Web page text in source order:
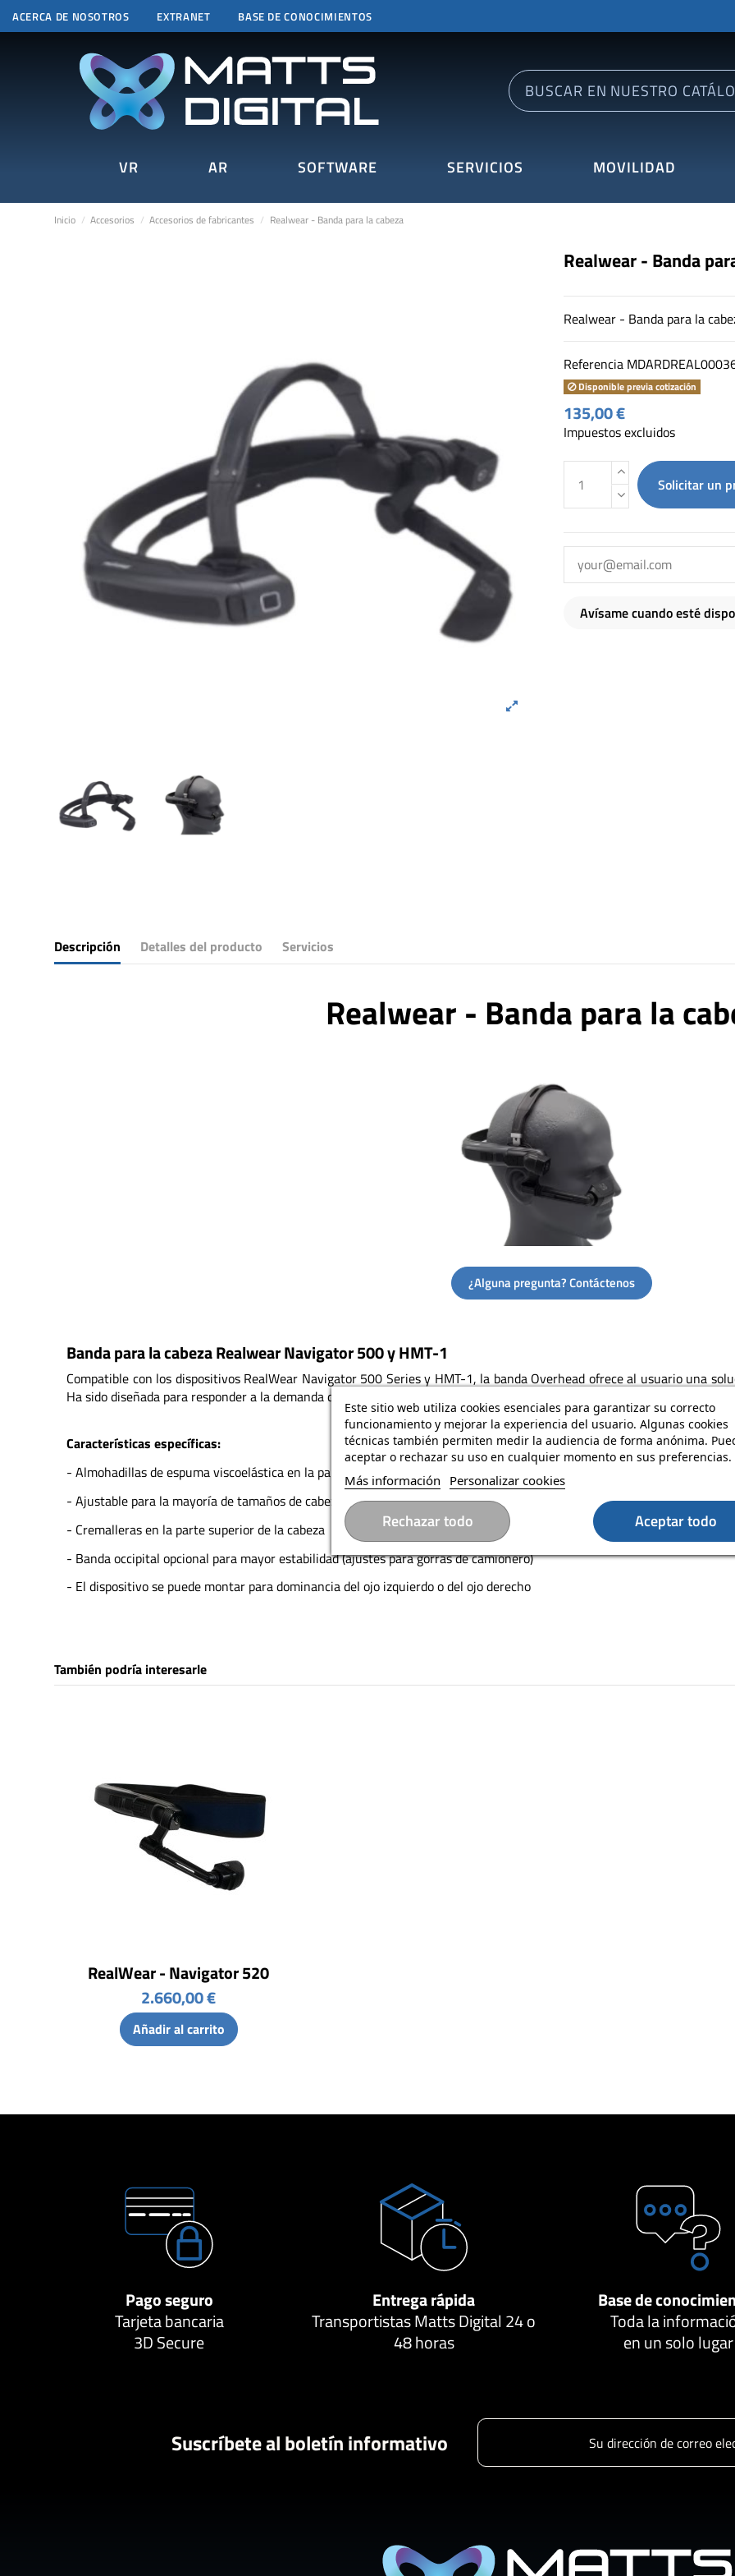
ACERCA DE NOSOTROS EXTRANET BASE DE CONOCIMIENTOS
Este sitio web utiliza cookies esenciales para garantizar su correcto
funcionamiento y mejorar la experiencia del usuario. Algunas cookies
técnicas también permiten medir la audiencia de forma anónima.
aceptar o rechazar su uso en cualquier momento en sus preferencias.
Más información Personalizar cookies
Rechazar todo Aceptar todo
VR AR SOFTWARE SERVICIOS MOVILIDAD
Inicio Accesorios Accesorios de fabricantes Realwear - Banda para la cabeza
Realwear - Banda
Realwear - Banda para la
Referencia
Disponible previa cotización
135,00 €
Impuestos excluidos
Solicitar un
Descripción Detalles del producto Servicios
Realwear - Banda para la
¿Alguna pregunta? Contáctenos
Banda para la cabeza Realwear Navigator 500 y HMT-1
Compatible con los dispositivos RealWear Navigator 500 Series y HMT-1, la banda Overhead ofrece al usuario una
Ha sido diseñada para responder a la demanda de una fijación que sea a la vez ligera, segura y práctica.
Características específicas:
- Almohadillas de espuma viscoelástica en la parte superior de la cabeza y en ambos lados
- Ajustable para la mayoría de tamaños de cabeza
- Cremalleras en la parte superior de la cabeza
- Banda occipital opcional para mayor estabilidad (ajustes para gorras de camionero)
- El dispositivo se puede montar para dominancia del ojo izquierdo o del ojo derecho
También podría interesarle
RealWear - Navigator 520
2.660,00 €
Añadir al carrito
Pago seguro
Tarjeta bancaria
3D Secure
Entrega rápida
Transportistas Matts Digital 24 o
48 horas
Base de
Toda la
en un solo lugar
Suscríbete al boletín informativo